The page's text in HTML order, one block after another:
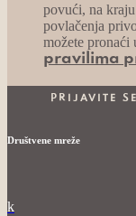
povući, na
povlačenja
možete pronaći
pravilima
Društvene mreže
k